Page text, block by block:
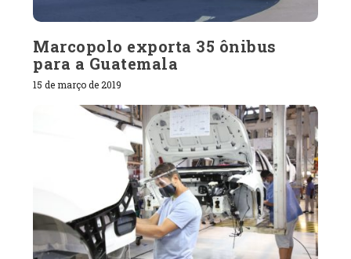
Marcopolo exporta 35 ônibus
para a Guatemala
15 de março de 2019